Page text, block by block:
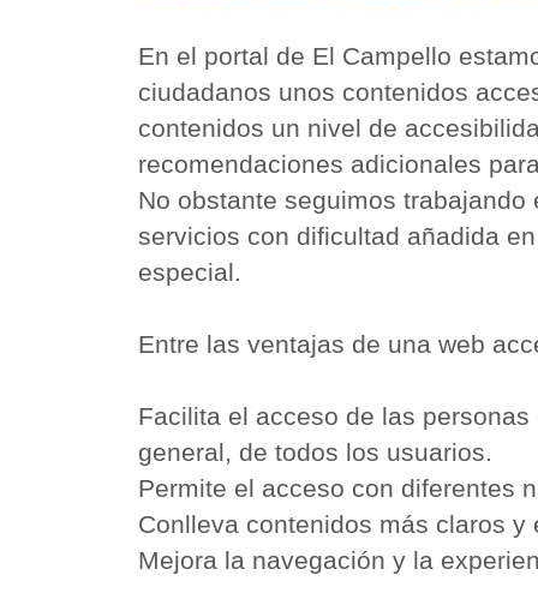
En el portal de El Campello
ciudadanos unos contenidos
contenidos un nivel de
recomendaciones adicionales
No obstante seguimos
servicios con dificultad añadida
especial.
Entre las ventajas de una web
Facilita el acceso de las
general, de todos los usuarios.
Permite el acceso con diferentes
Conlleva contenidos más claros y
Mejora la navegación y la